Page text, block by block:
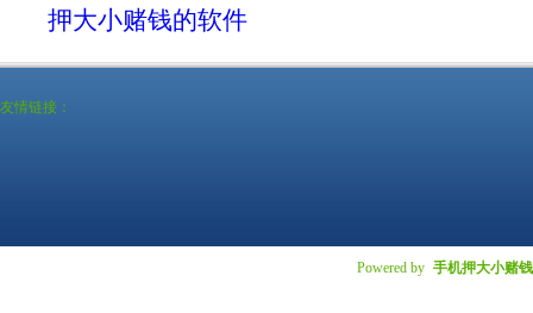
押大小赌钱的软件
友情链接：
Powered by 手机押大小赌